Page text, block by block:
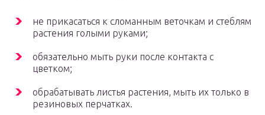
не прикасаться к сломанным веточкам и стеблям
растения голыми руками;
обязательно мыть руки после контакта с
цветком;
обрабатывать листья растения, мыть их только в
резиновых перчатках.